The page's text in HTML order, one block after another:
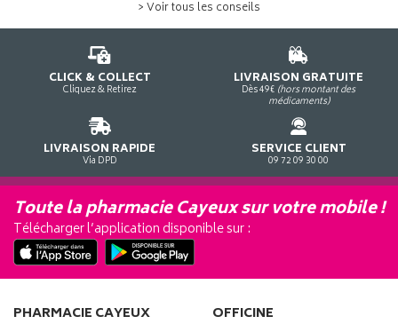
> Voir tous les conseils
CLICK & COLLECT
Cliquez & Retirez
LIVRAISON GRATUITE
Dès 49€ (hors montant des
médicaments)
LIVRAISON RAPIDE
Via DPD
SERVICE CLIENT
09 72 09 30 00
Toute la pharmacie Cayeux sur votre mobile !
Télécharger l’application disponible sur :
PHARMACIE CAYEUX OFFICINE